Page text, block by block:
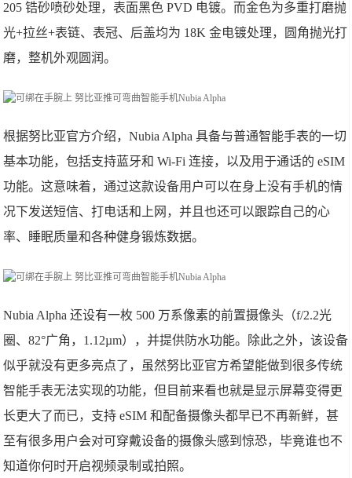
205 锆砂喷砂处理，表面黑色 PVD 电镀。而金色为多重打磨抛
光+拉丝+表链、表冠、后盖均为 18K 金电镀处理，圆角抛光打
磨，整机外观圆润。
根据努比亚官方介绍，Nubia Alpha 具备与普通智能手表的一切
基本功能，包括支持蓝牙和 Wi-Fi 连接，以及用于通话的 eSIM
功能。这意味着，通过这款设备用户可以在身上没有手机的情
况下发送短信、打电话和上网，并且也还可以跟踪自己的心
率、睡眠质量和各种健身锻炼数据。
Nubia Alpha 还设有一枚 500 万系像素的前置摄像头（f/2.2光
圈、82°广角，1.12µm），并提供防水功能。除此之外，该设备
似乎就没有更多亮点了，虽然努比亚官方希望能做到很多传统
智能手表无法实现的功能，但目前来看也就是显示屏幕变得更
长更大了而已，支持 eSIM 和配备摄像头都早已不再新鲜，甚
至有很多用户会对可穿戴设备的摄像头感到惊恐，毕竟谁也不
知道你何时开启视频录制或拍照。